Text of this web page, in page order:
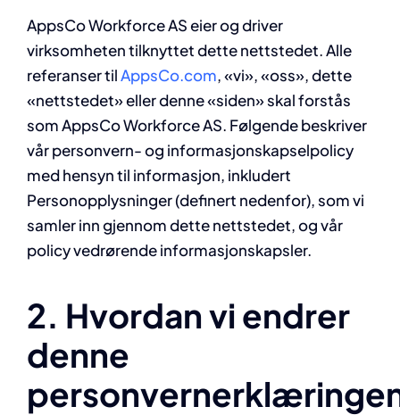
Resources
AppsCo Workforce AS eier og driver
virksomheten tilknyttet dette nettstedet. Alle
referanser tilAppsCo.com, «vi», «oss», dette
«nettstedet» eller denne «siden» skal forstås
som AppsCo Workforce AS. Følgende beskriver
vår personvern- og informasjonskapselpolicy
med hensyn til informasjon, inkludert
Personopplysninger (definert nedenfor), som vi
samler inn gjennom dette nettstedet, og vår
policy vedrørende informasjonskapsler.
2. Hvordan vi endrer
denne